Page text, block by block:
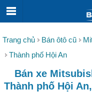
Trang chủ Bán ôtô cũ
Thành phố Hội An
Bán xe
Thành phố Hội